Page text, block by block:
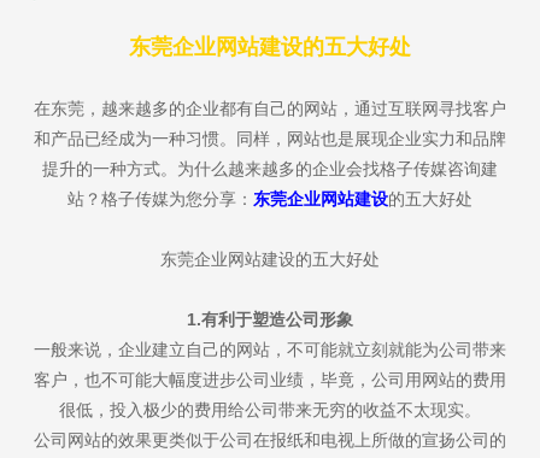
东莞企业网站建设的五大好处
在东莞，越来越多的企业都有自己的网站，通过互联网寻找客户
和产品已经成为一种习惯。同样，网站也是展现企业实力和品牌
提升的一种方式。为什么越来越多的企业会找格子传媒咨询建
站？格子传媒为您分享： 东莞企业网站建设的五大好处
东莞企业网站建设的五大好处
1.有利于塑造公司形象
一般来说，企业建立自己的网站，不可能就立刻就能为公司带来
客户，也不可能大幅度进步公司业绩，毕竟，公司用网站的费用
很低，投入极少的费用给公司带来无穷的收益不太现实。
公司网站的效果更类似于公司在报纸和电视上所做的宣扬公司的